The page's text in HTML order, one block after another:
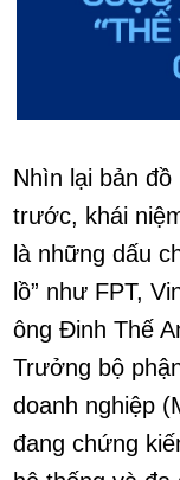
Nhìn lại bản
trước, khái
là những dấu
lồ” như FPT,
ông Đinh Thế
Trưởng bộ
doanh nghiệp
đang chứng